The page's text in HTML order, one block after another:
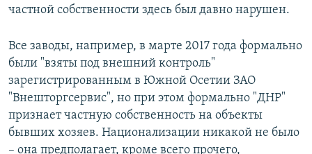
частной собственности здесь был давно нарушен.
Все заводы, например, в марте 2017 года формально
были "взяты под внешний контроль"
зарегистрированным в Южной Осетии ЗАО
"Внешторгсервис", но при этом формально "ДНР"
признает частную собственность на объекты
бывших хозяев. Национализации никакой не было
– она предполагает, кроме всего прочего,